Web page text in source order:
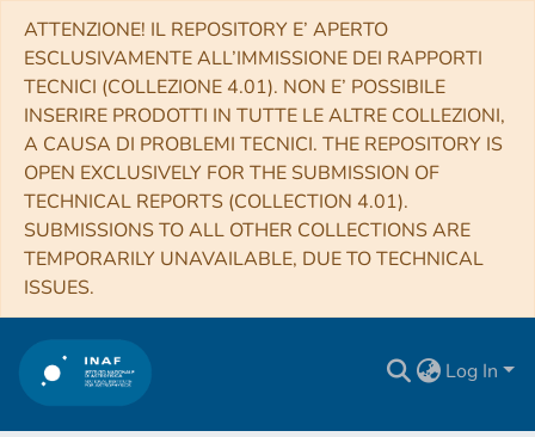
ATTENZIONE! IL REPOSITORY E’ APERTO
ESCLUSIVAMENTE ALL’IMMISSIONE DEI RAPPORTI
TECNICI (COLLEZIONE 4.01). NON E’ POSSIBILE
INSERIRE PRODOTTI IN TUTTE LE ALTRE COLLEZIONI,
A CAUSA DI PROBLEMI TECNICI. THE REPOSITORY IS
OPEN EXCLUSIVELY FOR THE SUBMISSION OF
TECHNICAL REPORTS (COLLECTION 4.01).
SUBMISSIONS TO ALL OTHER COLLECTIONS ARE
TEMPORARILY UNAVAILABLE, DUE TO TECHNICAL
ISSUES.
Log In